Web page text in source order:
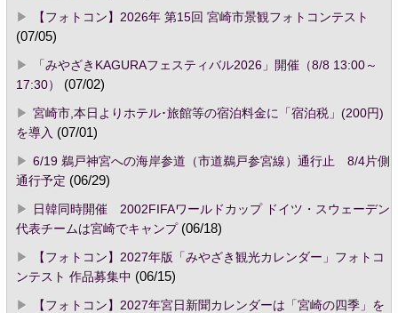
【フォトコン】2026年 第15回 宮崎市景観フォトコンテスト
(07/05)
「みやざきKAGURAフェスティバル2026」開催（8/8 13:00～
17:30）
(07/02)
宮崎市,本日よりホテル･旅館等の宿泊料金に「宿泊税」(200円)
を導入 (07/01)
6/19 鵜戸神宮への海岸参道（市道鵜戸参宮線）通行止 8/4片側
通行予定 (06/29)
日韓同時開催 2002FIFAワールドカップ ドイツ・スウェーデン
代表チームは宮崎でキャンプ(06/18)
【フォトコン】2027年版「みやざき観光カレンダー」フォトコ
ンテスト 作品募集中 (06/15)
【フォトコン】2027年宮日新聞カレンダーは「宮崎の四季」を